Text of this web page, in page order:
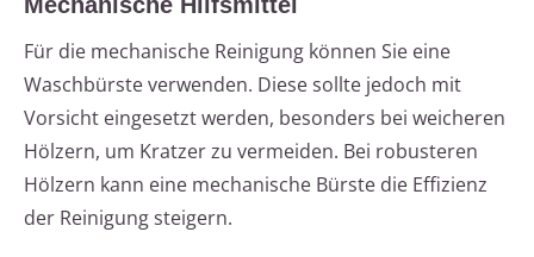
Für die mechanische Reinigung können Sie eine
Waschbürste verwenden. Diese sollte jedoch mit
Vorsicht eingesetzt werden, besonders bei weicheren
Hölzern, um Kratzer zu vermeiden. Bei robusteren
Hölzern kann eine mechanische Bürste die Effizienz
der Reinigung steigern.